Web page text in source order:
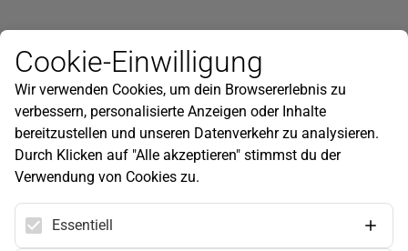
Newsletter
Infos zu neuen Produkten, Gartentipps und mehr findest du in
unserem Newsletter!
Jetzt anmelden
Hilfe
Kundenservice
Widerrufsbelehrung
Cookie-Einwilligung
Wir verwenden Cookies, um dein Browsererlebnis zu
verbessern, personalisierte Anzeigen oder Inhalte
bereitzustellen und unseren Datenverkehr zu analysieren.
Durch Klicken auf "Alle akzeptieren" stimmst du der
Verwendung von Cookies zu.
Essentiell